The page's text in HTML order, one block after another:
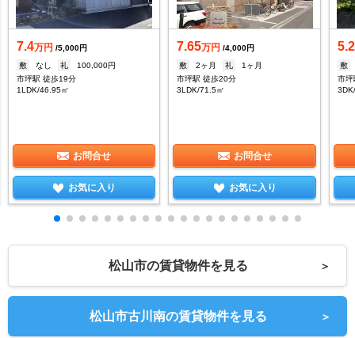
7.4万円 /5,000円
敷
なし 礼
100,000円
市坪駅 徒歩19分
1LDK/46.95㎡
お問合せ
お気に入り
7.65万円 /4,000円
敷
2ヶ月 礼
1ヶ月
市坪駅 徒歩20分
3LDK/71.5㎡
お問合せ
お気に入り
5.2
敷
市
松山市の賃貸物件を見る ＞
松山市古川南の賃貸物件を見る ＞